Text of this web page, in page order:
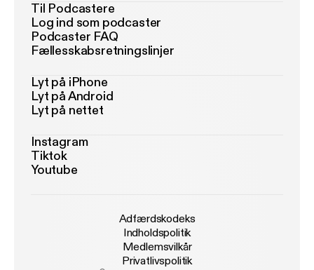
Til Podcastere
Log ind som podcaster
Podcaster FAQ
Fællesskabsretningslinjer
Lyt på iPhone
Lyt på Android
Lyt på nettet
Instagram
Tiktok
Youtube
Adfærdskodeks
Indholdspolitik
Medlemsvilkår
Privatlivspolitik